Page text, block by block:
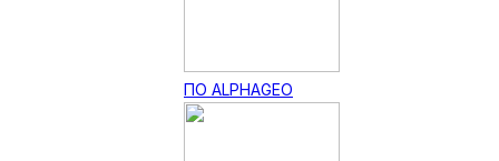
ПО ALPHAGEO